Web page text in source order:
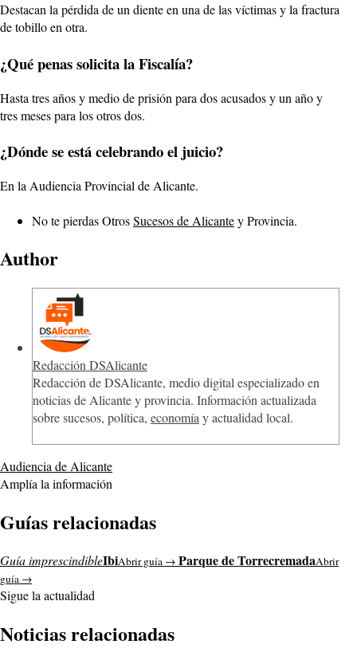
Destacan la pérdida de un diente en una de las víctimas y la fractura
de tobillo en otra.
¿Qué penas solicita la Fiscalía?
Hasta tres años y medio de prisión para dos acusados y un año y
tres meses para los otros dos.
¿Dónde se está celebrando el juicio?
En la Audiencia Provincial de Alicante.
No te pierdas OtrosSucesos de Alicantey Provincia.
Author
Redacción DSAlicante
Redacción de DSAlicante, medio digital especializado en
noticias de Alicante y provincia. Información actualizada
sobre sucesos, política, economíay actualidad local.
Audiencia de Alicante
Amplía la información
Guías relacionadas
Guía imprescindibleIbiAbrir guía → Parque de TorrecremadaAbrir
guía →
Sigue la actualidad
Noticias relacionadas